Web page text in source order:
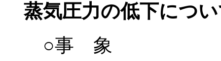
蒸気圧力の低下につ
○事 象